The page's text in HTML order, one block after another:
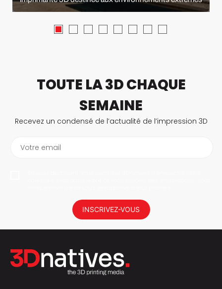
TOUTE LA 3D CHAQUE
SEMAINE
Recevez un condensé de l’actualité de l’impression 3D
Votre email
INSCRIVEZ-VOUS